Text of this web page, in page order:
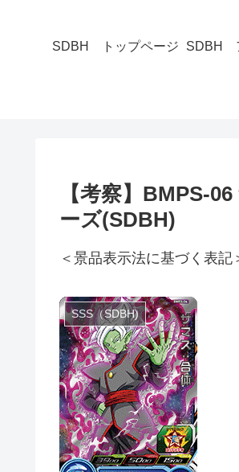
SDBH トップページ
【考察】BMPS-
ーズ(SDBH)
＜景品表示法に基づく表
SSS（SDBH)